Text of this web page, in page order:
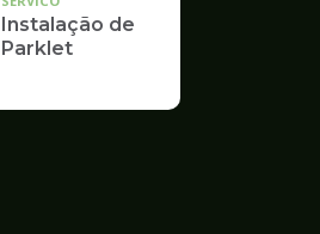
Instalação de
Parklet